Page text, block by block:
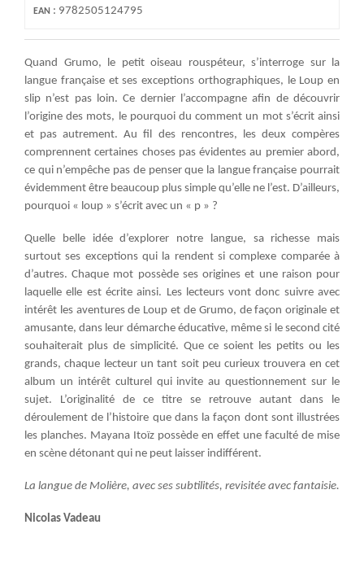
EAN : 9782505124795
Quand Grumo, le petit oiseau rouspéteur, s’interroge sur la
langue française et ses exceptions orthographiques, le Loup en
slip n’est pas loin. Ce dernier l’accompagne afin de découvrir
l’origine des mots, le pourquoi du comment un mot s’écrit ainsi
et pas autrement. Au fil des rencontres, les deux compères
comprennent certaines choses pas évidentes au premier abord,
ce qui n’empêche pas de penser que la langue française pourrait
évidemment être beaucoup plus simple qu’elle ne l’est. D’ailleurs,
pourquoi « loup » s’écrit avec un « p » ?
Quelle belle idée d’explorer notre langue, sa richesse mais
surtout ses exceptions qui la rendent si complexe comparée à
d’autres. Chaque mot possède ses origines et une raison pour
laquelle elle est écrite ainsi. Les lecteurs vont donc suivre avec
intérêt les aventures de Loup et de Grumo, de façon originale et
amusante, dans leur démarche éducative, même si le second cité
souhaiterait plus de simplicité. Que ce soient les petits ou les
grands, chaque lecteur un tant soit peu curieux trouvera en cet
album un intérêt culturel qui invite au questionnement sur le
sujet. L’originalité de ce titre se retrouve autant dans le
déroulement de l’histoire que dans la façon dont sont illustrées
les planches. Mayana Itoïz possède en effet une faculté de mise
en scène détonant qui ne peut laisser indifférent.
La langue de Molière, avec ses subtilités, revisitée avec fantaisie.
Nicolas Vadeau